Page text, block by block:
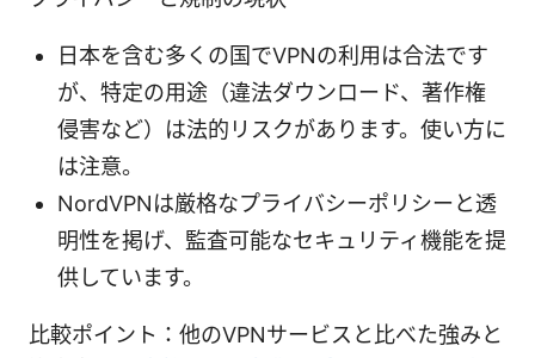
日本を含む多くの国でVPNの利用は合法です
が、特定の用途（違法ダウンロード、著作権
侵害など）は法的リスクがあります。使い方に
は注意。
NordVPNは厳格なプライバシーポリシーと透
明性を掲げ、監査可能なセキュリティ機能を提
供しています。
比較ポイント：他のVPNサービスと比べた強みと